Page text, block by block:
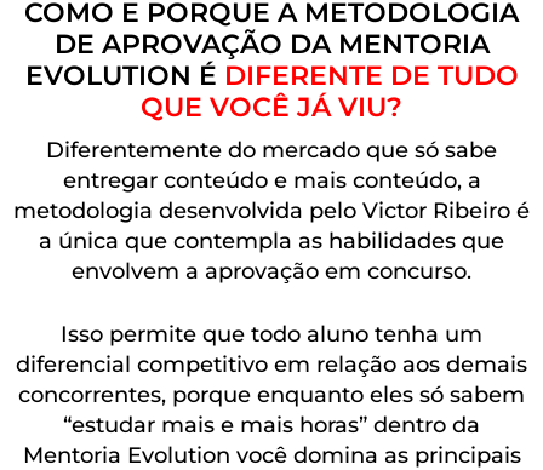
COMO E PORQUE A METODOLOGIA
DE APROVAÇÃO DA MENTORIA
EVOLUTION É DIFERENTE DE TUDO
QUE VOCÊ JÁ VIU?
Diferentemente do mercado que só sabe
entregar conteúdo e mais conteúdo, a
metodologia desenvolvida pelo Victor Ribeiro é
a única que contempla as habilidades que
envolvem a aprovação em concurso.
Isso permite que todo aluno tenha um
diferencial competitivo em relação aos demais
concorrentes, porque enquanto eles só sabem
“estudar mais e mais horas” dentro da
Mentoria Evolution você domina as principais